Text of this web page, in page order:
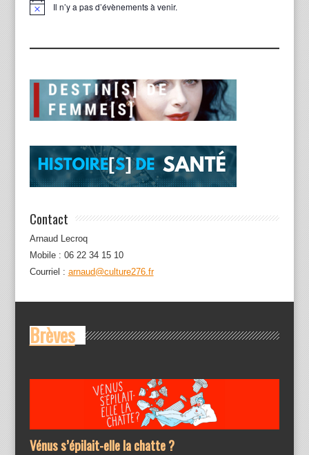
Notice Il n’y a pas d’évènements à venir.
Contact
Arnaud Lecroq
Mobile : 06 22 34 15 10
Courriel : arnaud@culture276.fr
Brèves
Vénus s’épilait-elle la chatte ?